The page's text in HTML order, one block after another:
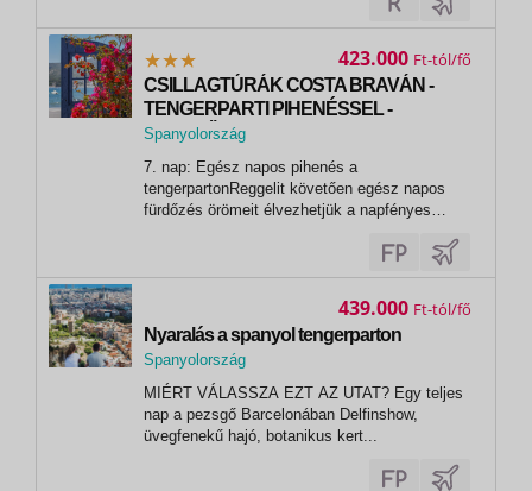
mediterrán adventi hangulat várja az
CSILLAGTÚRÁK COSTA BRAVÁN -
TENGERPARTI PIHENÉSSEL -
REPÜLŐVEL -
Spanyolország
Barcelona
7. nap: Egész napos pihenés a
tengerpartonReggelit követően egész napos
fürdőzés örömeit élvezhetjük a napfényes
Genova környéke (1080 km)Kora reggel
indulunk Szegedről Budapesten át Szlovénia
423.000 Ft
Nyaralás a spanyol tengerparton
Spanyolország
Barcelona
MIÉRT VÁLASSZA EZT AZ UTAT? Egy teljes
nap a pezsgő Barcelonában Delfinshow,
üvegfenekű hajó, botanikus kert...
439.000 Ft